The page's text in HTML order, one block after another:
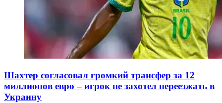
Шахтер согласовал громкий трансфер за 12
миллионов евро – игрок не захотел переезжать в
Украину